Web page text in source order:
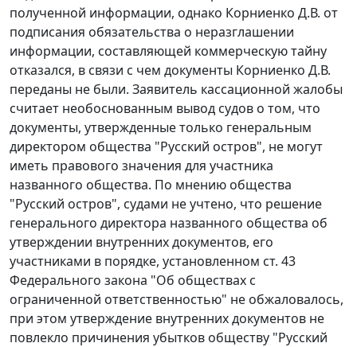
полученной информации, однако Корниенко Д.В. от
подписания обязательства о неразглашении
информации, составляющей коммерческую тайну
отказался, в связи с чем документы Корниенко Д.В.
переданы не были. Заявитель кассационной жалобы
считает необоснованным вывод судов о том, что
документы, утвержденные только генеральным
директором общества "Русский остров", не могут
иметь правового значения для участника
названного общества. По мнению общества
"Русский остров", судами не учтено, что решение
генерального директора названного общества об
утверждении внутренних документов, его
участниками в порядке, установленном ст. 43
Федерального закона "Об обществах с
ограниченной ответственностью" не обжаловалось,
при этом утверждение внутренних документов не
повлекло причинения убытков обществу "Русский